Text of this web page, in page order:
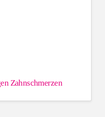
Zahnschmerzen